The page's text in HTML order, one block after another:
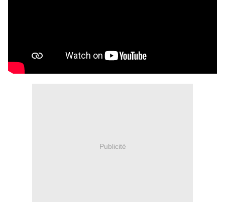
Publicité